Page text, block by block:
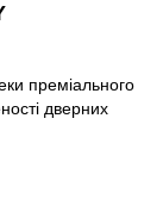
преміального
дверних